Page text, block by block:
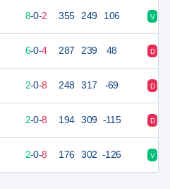
8-0-2 355 249 106 V
6-0-4 287 239 48 D
2-0-8 248 317 -69 D
2-0-8 194 309 -115 D
2-0-8 176 302 -126 V